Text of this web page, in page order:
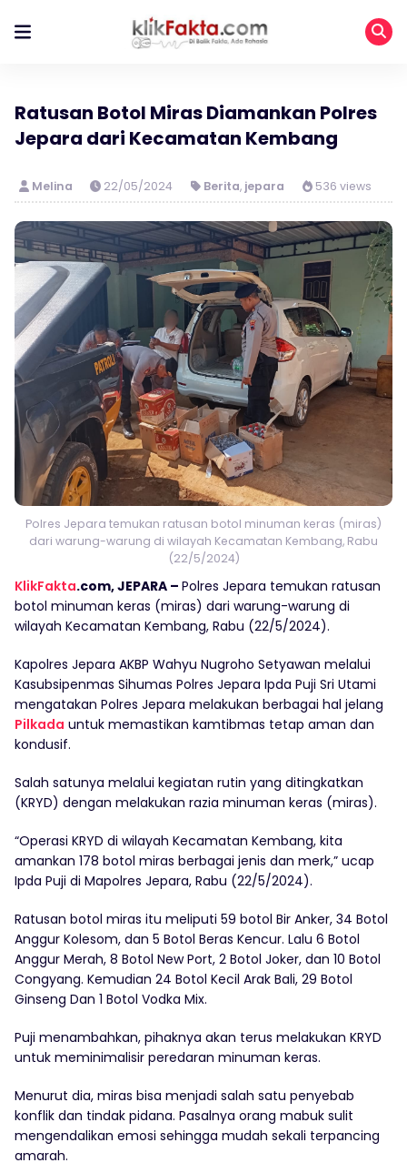
Ratusan Botol Miras Diamankan Polres
Jepara dari Kecamatan Kembang
Melina 22/05/2024 Berita, jepara 536 views
Polres Jepara temukan ratusan botol minuman keras (miras)
dari warung-warung di wilayah Kecamatan Kembang, Rabu
(22/5/2024)
KlikFakta.com, JEPARA – Polres Jepara temukan ratusan
botol minuman keras (miras) dari warung-warung di
wilayah Kecamatan Kembang, Rabu (22/5/2024).
Kapolres Jepara AKBP Wahyu Nugroho Setyawan melalui
Kasubsipenmas Sihumas Polres Jepara Ipda Puji Sri Utami
mengatakan Polres Jepara melakukan berbagai hal jelang
Pilkada untuk memastikan kamtibmas tetap aman dan
kondusif.
Salah satunya melalui kegiatan rutin yang ditingkatkan
(KRYD) dengan melakukan razia minuman keras (miras).
“Operasi KRYD di wilayah Kecamatan Kembang, kita
amankan 178 botol miras berbagai jenis dan merk,” ucap
Ipda Puji di Mapolres Jepara, Rabu (22/5/2024).
Ratusan botol miras itu meliputi 59 botol Bir Anker, 34 Botol
Anggur Kolesom, dan 5 Botol Beras Kencur. Lalu 6 Botol
Anggur Merah, 8 Botol New Port, 2 Botol Joker, dan 10 Botol
Congyang. Kemudian 24 Botol Kecil Arak Bali, 29 Botol
Ginseng Dan 1 Botol Vodka Mix.
Puji menambahkan, pihaknya akan terus melakukan KRYD
untuk meminimalisir peredaran minuman keras.
Menurut dia, miras bisa menjadi salah satu penyebab
konflik dan tindak pidana. Pasalnya orang mabuk sulit
mengendalikan emosi sehingga mudah sekali terpancing
amarah.